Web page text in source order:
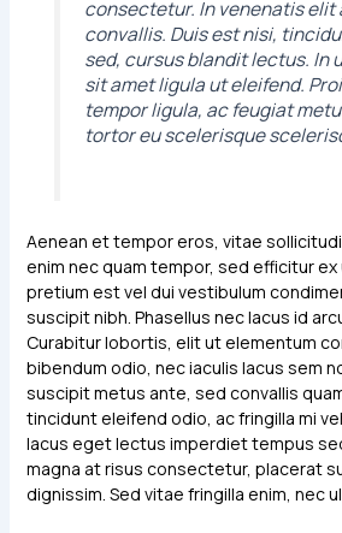
consectetur. In venenatis elit
convallis. Duis est nisi,
sed, cursus blandit lectus. In
sit amet ligula ut eleifend.
tempor ligula, ac feugiat
tortor eu scelerisque
Aenean et tempor eros, vitae
enim nec quam tempor, sed efficitur ex
pretium est vel dui vestibulum
suscipit nibh. Phasellus nec lacus id
Curabitur lobortis, elit ut elementum
bibendum odio, nec iaculis lacus sem
suscipit metus ante, sed convallis
tincidunt eleifend odio, ac fringilla mi
lacus eget lectus imperdiet tempus
magna at risus consectetur, placerat
dignissim. Sed vitae fringilla enim, nec